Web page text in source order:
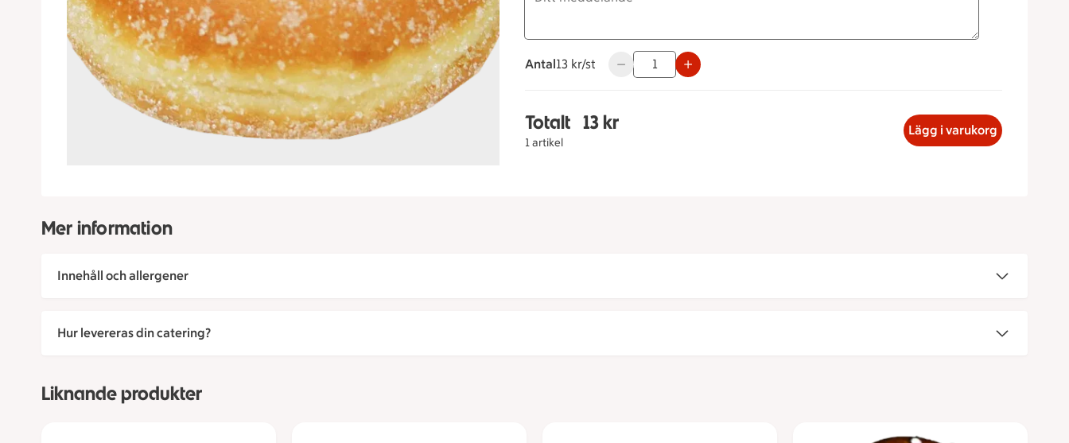
Antal
13 kronor styck
13 kr/st Använd knapparna för att minska eller öka värdet, eller ange ett värde
Totalt
1 artikel
Totalt 1 stycken Munk Äpple, 13 kronor
13 kr Lägg i varukorg
Mer information
Innehåll och allergener
Hur levereras din catering?
Liknande produkter